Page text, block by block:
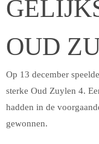
OUD
Op 13 december
sterke Oud Zuylen 4.
hadden in de
gewonnen.